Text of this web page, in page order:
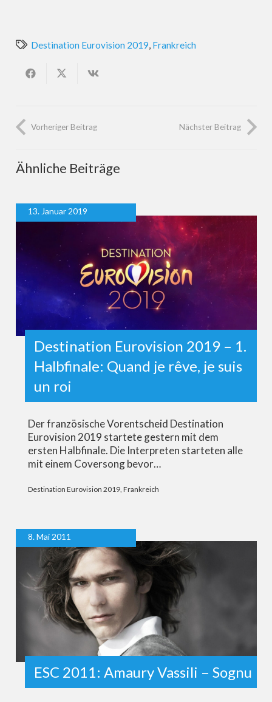
Destination Eurovision 2019, Frankreich
Vorheriger Beitrag Nächster Beitrag
Ähnliche Beiträge
13. Januar 2019
Destination Eurovision 2019 – 1.
Halbfinale: Quand je rêve, je suis
un roi
Der französische Vorentscheid Destination
Eurovision 2019 startete gestern mit dem
ersten Halbfinale. Die Interpreten starteten alle
mit einem Coversong bevor…
Destination Eurovision 2019, Frankreich
8. Mai 2011
ESC 2011: Amaury Vassili – Sognu